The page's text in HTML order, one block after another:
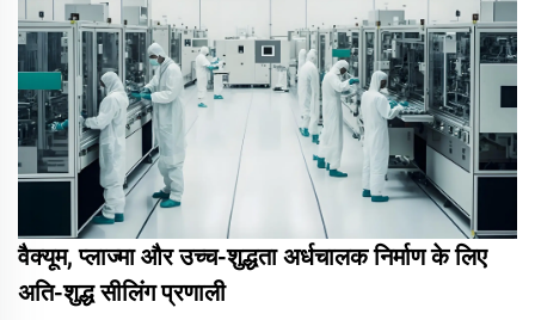
वैक्यूम, प्लाज्मा और उच्च-शुद्धता अर्धचालक निर्माण के लिए
अति-शुद्ध सीलिंग प्रणाली